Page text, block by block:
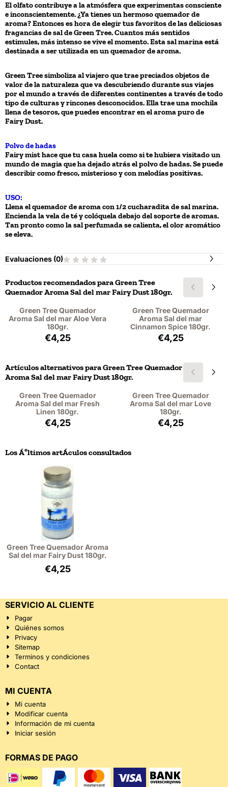
El olfato contribuye a la atmósfera que experimentas consciente
e inconscientemente. ¿Ya tienes un hermoso quemador de
aroma? Entonces es hora de elegir tus favoritos de las deliciosas
fragancias de sal de Green Tree. Cuantos más sentidos
estimules, más intenso se vive el momento. Esta sal marina está
destinada a ser utilizada en un quemador de aroma.
Green Tree simboliza al viajero que trae preciados objetos de
valor de la naturaleza que va descubriendo durante sus viajes
por el mundo a través de diferentes continentes a través de todo
tipo de culturas y rincones desconocidos. Ella trae una mochila
llena de tesoros, que puedes encontrar en el aroma puro de
Fairy Dust.
Polvo de hadas
Fairy mist hace que tu casa huela como si te hubiera visitado un
mundo de magia que ha dejado atrás el polvo de hadas. Se puede
describir como fresco, misterioso y con melodías positivas.
USO:
Llena el quemador de aroma con 1/2 cucharadita de sal marina.
Encienda la vela de té y colóquela debajo del soporte de aromas.
Tan pronto como la sal perfumada se calienta, el olor aromático
se eleva.
Evaluaciones (0)
Productos recomendados paraGreen Tree
Quemador Aroma Sal del mar Fairy Dust 180gr.
Green Tree Quemador
Aroma Sal del mar Aloe Vera
180gr.
Precio: 4,25, sin IVA: 3,51
€4,25
Green Tree Quemador
Aroma Sal del mar
Cinnamon Spice 180gr.
Precio: 4,25, sin
€4,25
Artículos alternativos paraGreen Tree Quemador
Aroma Sal del mar Fairy Dust 180gr.
Green Tree Quemador
Aroma Sal del mar Fresh
Linen 180gr.
Precio: 4,25, sin IVA: 3,51
€4,25
Green Tree Quemador
Aroma Sal del mar Love
180gr.
Precio: 4,25, sin
€4,25
Los Áºltimos artÁ­culos consultados
Green Tree Quemador Aroma
Sal del mar Fairy Dust 180gr.
€4,25
SERVICIO AL CLIENTE
Pagar
Quiénes somos
Privacy
Sitemap
Terminos y condiciones
Contact
MI CUENTA
Mi cuenta
Modificar cuenta
Información de mi cuenta
Iniciar sesión
FORMAS DE PAGO